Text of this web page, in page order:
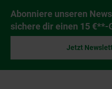
Newsletter Anmeldung
Abonniere unseren
sichere dir einen 15 €**-
Jetzt